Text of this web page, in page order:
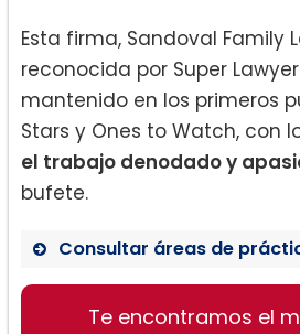
Esta firma, Sandoval Family
reconocida por Super
mantenido en los primeros
Stars y Ones to Watch, con
el trabajo denodado y
bufete.
Consultar áreas de
Ley Familiar:
Te encontramos el